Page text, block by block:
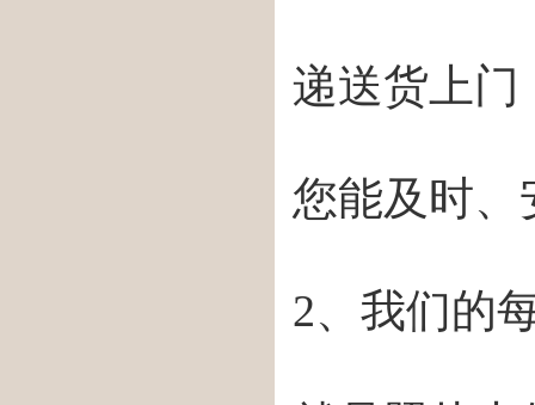
递送货上门
您能及时、
2、我们的